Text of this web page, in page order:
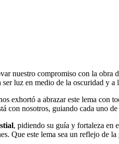
nuestro compromiso con la obra
luz en medio de la oscuridad y
exhortó a abrazar este lema con
con nosotros, guiando cada uno
, pidiendo su guía y fortaleza en
Que este lema sea un reflejo de